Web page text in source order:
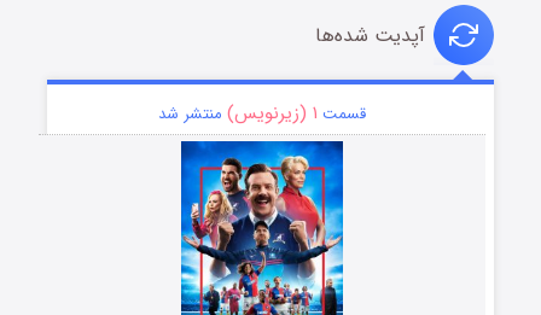
آپدیت شده‌ها
قسمت ۱ (زیرنویس) منتشر شد